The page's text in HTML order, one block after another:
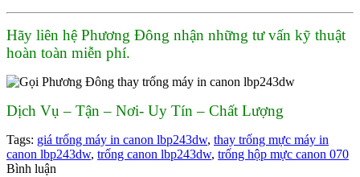
Hãy liên hệ Phương Đông nhận những tư vấn kỹ thuật
hoàn toàn miễn phí.
Dịch Vụ – Tận – Nơi- Uy Tín – Chất Lượng
Tags: giá trống máy in canon lbp243dw, thay trống mực máy in
canon lbp243dw, trống canon lbp243dw, trống hộp mực canon 070
Bình luận